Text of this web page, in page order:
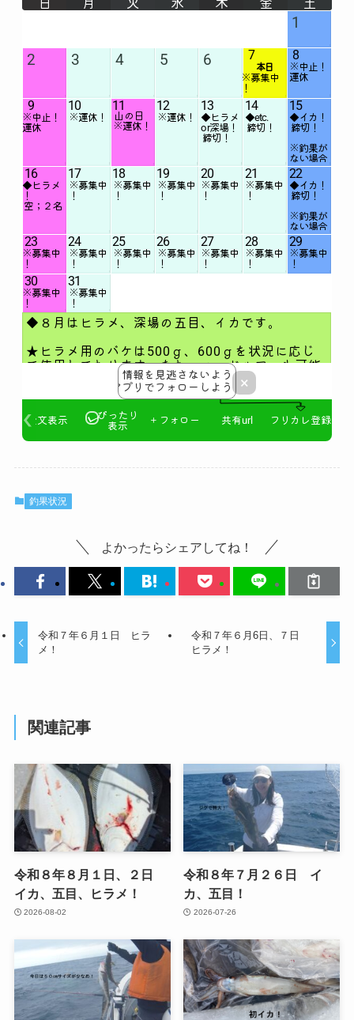
釣果状況
よかったらシェアしてね！
令和７年６月１日 ヒラ
メ！
令和７年６月6日、７日
ヒラメ！
関連記事
令和８年８月１日、２日
イカ、五目、ヒラメ！
2026-08-02
令和８年７月２６日 イ
カ、五目！
2026-07-26